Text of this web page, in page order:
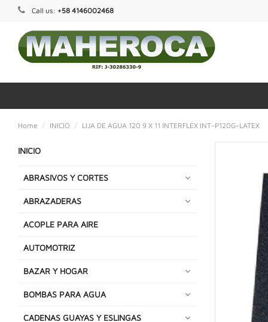
Call us: +58 4146002468
Home INICIO LIJA DE AGUA 120 9 X 11 INTERFLEX INT-P120G-LATEX
INICIO
ABRASIVOS Y CORTES
ABRAZADERAS
ACOPLE PARA AIRE
AUTOMOTRIZ
BAZAR Y HOGAR
BOMBAS PARA AGUA
CADENAS GUAYAS Y ESLINGAS